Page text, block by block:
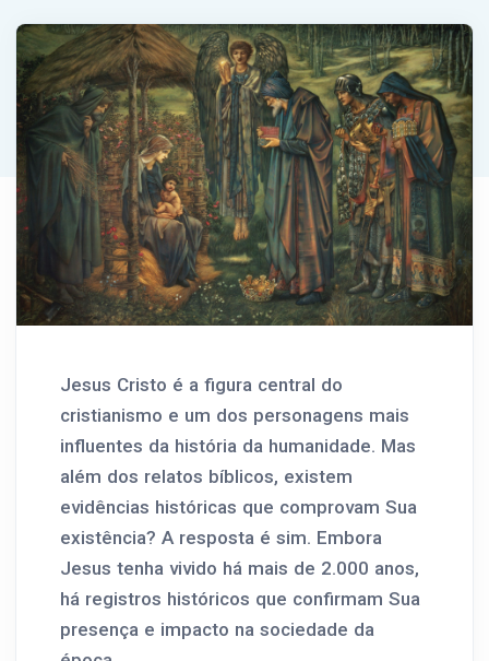
Jesus Cristo é a figura central do
cristianismo e um dos personagens mais
influentes da história da humanidade. Mas
além dos relatos bíblicos, existem
evidências históricas que comprovam Sua
existência? A resposta é sim. Embora
Jesus tenha vivido há mais de 2.000 anos,
há registros históricos que confirmam Sua
presença e impacto na sociedade da